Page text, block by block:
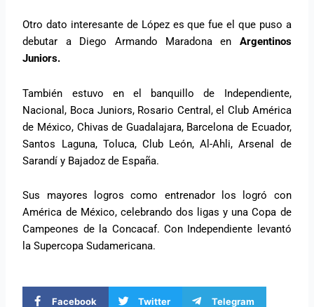
Otro dato interesante de López es que fue el que puso a
debutar a Diego Armando Maradona en Argentinos
Juniors.
También estuvo en el banquillo de Independiente,
Nacional, Boca Juniors, Rosario Central, el Club América
de México, Chivas de Guadalajara, Barcelona de Ecuador,
Santos Laguna, Toluca, Club León, Al-Ahli, Arsenal de
Sarandí y Bajadoz de España.
Sus mayores logros como entrenador los logró con
América de México, celebrando dos ligas y una Copa de
Campeones de la Concacaf. Con Independiente levantó
la Supercopa Sudamericana.
Facebook Twitter Telegram